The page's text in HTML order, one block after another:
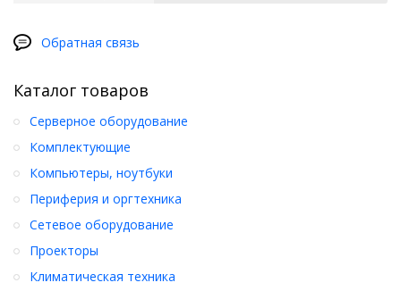
Обратная связь
Каталог товаров
Серверное оборудование
Комплектующие
Компьютеры, ноутбуки
Периферия и оргтехника
Сетевое оборудование
Проекторы
Климатическая техника